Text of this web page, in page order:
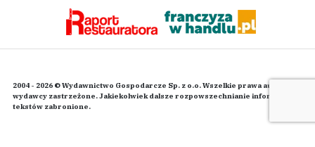
2004 - 2026 © Wydawnictwo Gospodarcze Sp. z o.o. Wszelkie prawa autorskie
wydawcy zastrzeżone. Jakiekolwiek dalsze rozpowszechnianie informacji i
tekstów zabronione.